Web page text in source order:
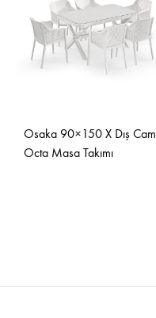
Osaka 90×150 X Dış Cam
Octa Masa Takımı